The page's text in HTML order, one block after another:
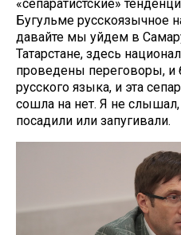
«сепаратистские»
Бугульме русскоязычное
давайте мы уйдем в
Татарстане, здесь
проведены переговоры, и
русского языка, и эта
сошла на нет. Я не
посадили или запугивали.